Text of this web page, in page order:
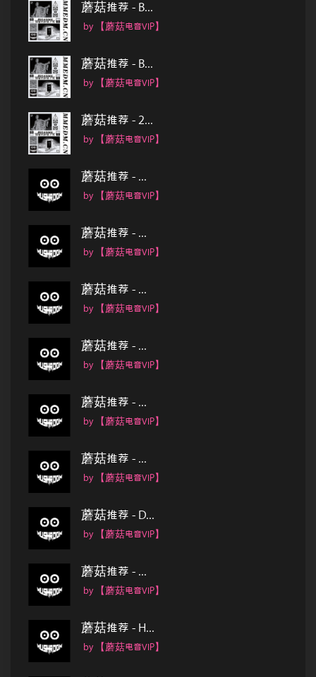
蘑菇推荐 - B...
by 【蘑菇电音VIP】
蘑菇推荐 - B...
by 【蘑菇电音VIP】
蘑菇推荐 - 2...
by 【蘑菇电音VIP】
蘑菇推荐 - ...
by 【蘑菇电音VIP】
蘑菇推荐 - ...
by 【蘑菇电音VIP】
蘑菇推荐 - ...
by 【蘑菇电音VIP】
蘑菇推荐 - ...
by 【蘑菇电音VIP】
蘑菇推荐 - ...
by 【蘑菇电音VIP】
蘑菇推荐 - ...
by 【蘑菇电音VIP】
蘑菇推荐 - D...
by 【蘑菇电音VIP】
蘑菇推荐 - ...
by 【蘑菇电音VIP】
蘑菇推荐 - H...
by 【蘑菇电音VIP】